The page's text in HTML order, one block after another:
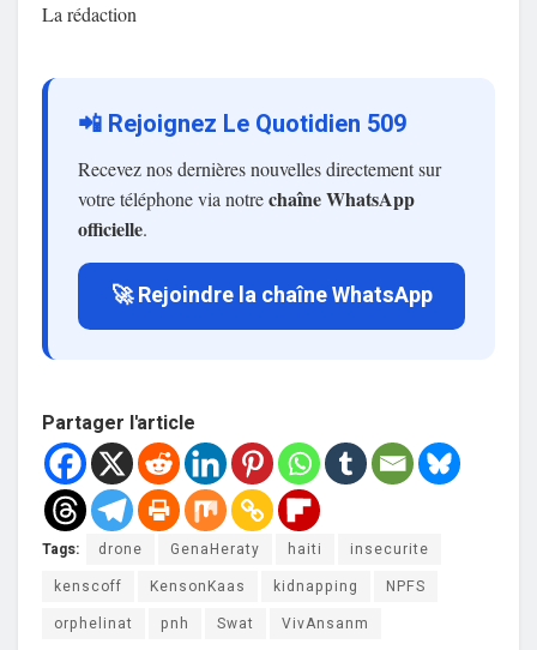
La rédaction
📲 Rejoignez Le Quotidien 509
Recevez nos dernières nouvelles directement sur
votre téléphone via notrechaîne WhatsApp
officielle.
🚀 Rejoindre la chaîne WhatsApp
Partager l'article
Tags: drone GenaHeraty haiti
insecurite
kenscoff
KensonKaas kidnapping
NPFS
orphelinat
pnh Swat VivAnsanm